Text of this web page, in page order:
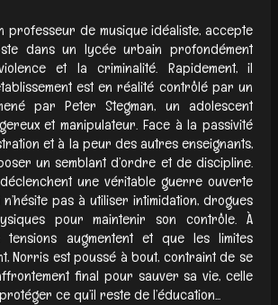
professeur de musique idéaliste, accepte
dans un lycée urbain profondément
et la criminalité. Rapidement, il
est en réalité contrôlé par un
par Peter Stegman, un adolescent
et manipulateur. Face à la passivité
et à la peur des autres enseignants,
un semblant d’ordre et de discipline.
une véritable guerre ouverte
pas à utiliser intimidation, drogues
pour maintenir son contrôle. À
augmentent et que les limites
Norris est poussé à bout, contraint de se
final pour sauver sa vie, celle
ce qu’il reste de l’éducation...